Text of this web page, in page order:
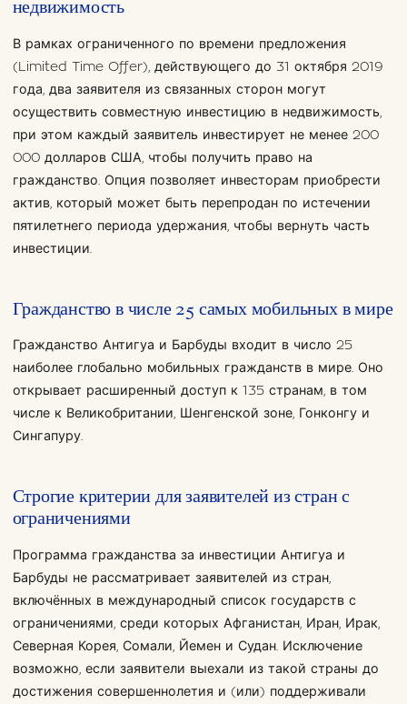
недвижимость
В рамках ограниченного по времени предложения
(Limited Time Offer), действующего до 31 октября 2019
года, два заявителя из связанных сторон могут
осуществить совместную инвестицию в недвижимость,
при этом каждый заявитель инвестирует не менее 200
000 долларов США, чтобы получить право на
гражданство. Опция позволяет инвесторам приобрести
актив, который может быть перепродан по истечении
пятилетнего периода удержания, чтобы вернуть часть
инвестиции.
Гражданство в числе 25 самых мобильных в мире
Гражданство Антигуа и Барбуды входит в число 25
наиболее глобально мобильных гражданств в мире. Оно
открывает расширенный доступ к 135 странам, в том
числе к Великобритании, Шенгенской зоне, Гонконгу и
Сингапуру.
Строгие критерии для заявителей из стран с
ограничениями
Программа гражданства за инвестиции Антигуа и
Барбуды не рассматривает заявителей из стран,
включённых в международный список государств с
ограничениями, среди которых Афганистан, Иран, Ирак,
Северная Корея, Сомали, Йемен и Судан. Исключение
возможно, если заявители выехали из такой страны до
достижения совершеннолетия и (или) поддерживали